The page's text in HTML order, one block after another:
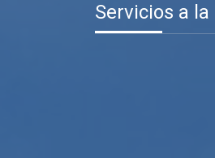
Servicios a